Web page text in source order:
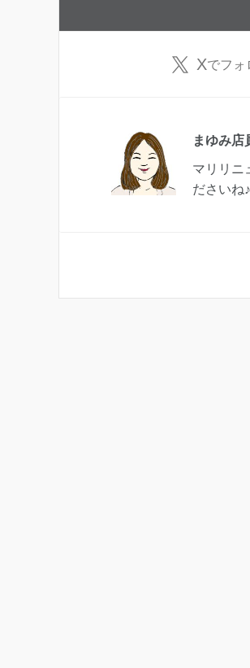
Xでフォ
まゆみ店
マリリニ
ださいね♪